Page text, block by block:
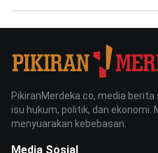
PikiranMerdeka.co, media
isu hukum, politik, dan ekonomi.
menyuarakan kebebasan.
Media Sosial